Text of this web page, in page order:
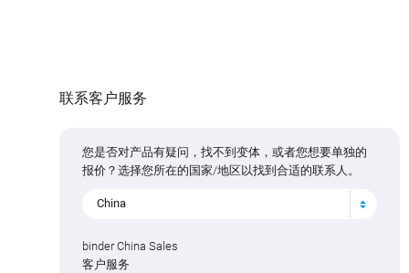
联系客户服务
您是否对产品有疑问，找不到变体，或者您想要单独的
报价？选择您所在的国家/地区以找到合适的联系人。
China
binder China Sales
客户服务